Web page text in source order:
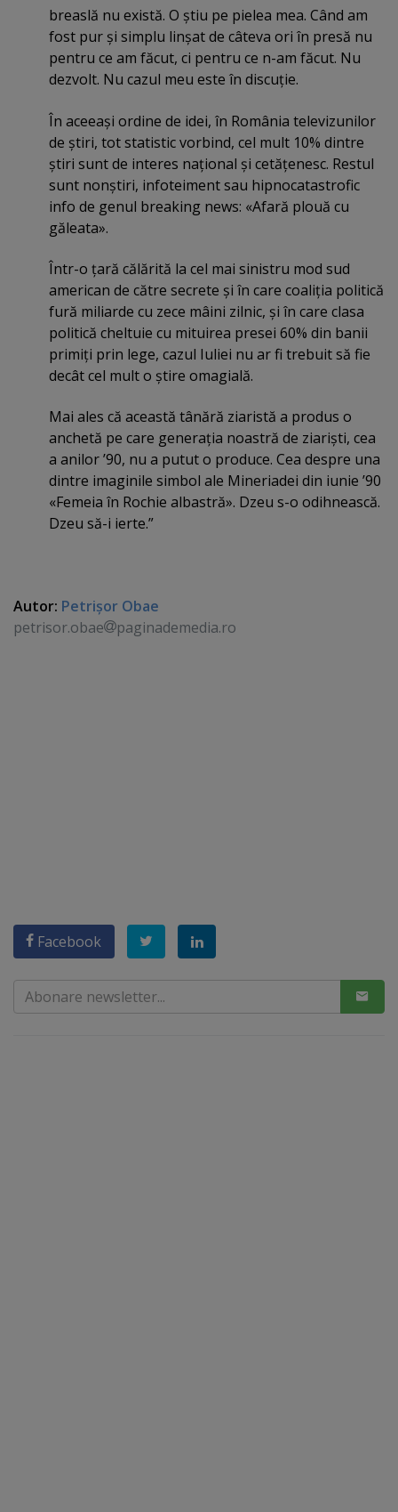
breaslă nu există. O ştiu pe pielea mea. Când am
fost pur şi simplu linşat de câteva ori în presă nu
pentru ce am făcut, ci pentru ce n-am făcut. Nu
dezvolt. Nu cazul meu este în discuţie.
În aceeaşi ordine de idei, în România televizunilor
de ştiri, tot statistic vorbind, cel mult 10% dintre
ştiri sunt de interes naţional şi cetăţenesc. Restul
sunt nonştiri, infoteiment sau hipnocatastrofic
info de genul breaking news: «Afară plouă cu
găleata».
Într-o ţară călărită la cel mai sinistru mod sud
american de către secrete şi în care coaliţia politică
fură miliarde cu zece mâini zilnic, şi în care clasa
politică cheltuie cu mituirea presei 60% din banii
primiţi prin lege, cazul Iuliei nu ar fi trebuit să fie
decât cel mult o ştire omagială.
Mai ales că această tânără ziaristă a produs o
anchetă pe care generaţia noastră de ziarişti, cea
a anilor ’90, nu a putut o produce. Cea despre una
dintre imaginile simbol ale Mineriadei din iunie ’90
«Femeia în Rochie albastră». Dzeu s-o odihnească.
Dzeu să-i ierte.”
Autor: Petrişor Obae
petrisor.obae
paginademedia.ro
Facebook